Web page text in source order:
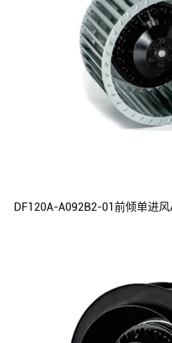
DF120A-A092B2-01前倾单进